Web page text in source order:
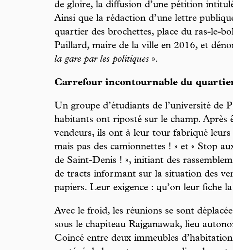
de gloire, la diffusion d’une pétition
Ainsi que la rédaction d’une lettre
quartier des brochettes, place du ras-le-
Paillard, maire de la ville en 2016, et
la gare par les politiques ».
Carrefour incontournable du
Un groupe d’étudiants de l’université de
habitants ont riposté sur le champ. Après
vendeurs, ils ont à leur tour fabriqué leurs
mais pas des camionnettes ! » et « Stop
de Saint-Denis ! », initiant des
de tracts informant sur la situation des
papiers. Leur exigence : qu’on leur fiche
Avec le froid, les réunions se sont
sous le chapiteau Rajganawak, lieu
Coincé entre deux immeubles